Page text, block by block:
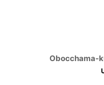
Obocchama-